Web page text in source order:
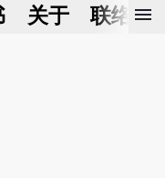
关于 联络我
menu